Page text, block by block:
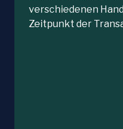
verschiedenen
Zeitpunkt der